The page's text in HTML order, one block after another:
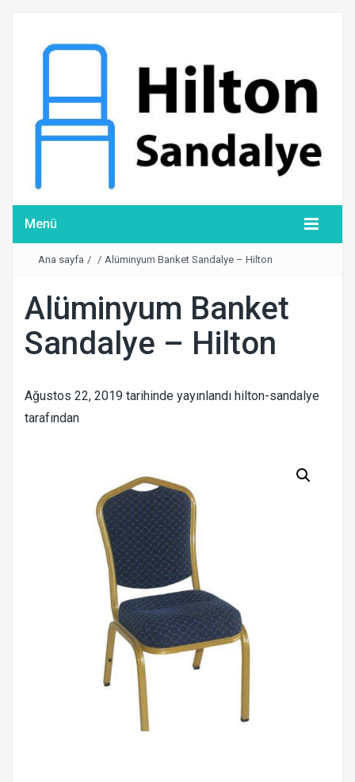
Menü
Ana sayfa / / Alüminyum Banket Sandalye – Hilton
Alüminyum Banket
Sandalye – Hilton
Ağustos 22, 2019 tarihinde yayınlandı hilton-sandalye
tarafından